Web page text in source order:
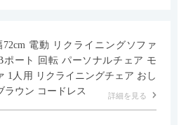
72cm 電動 リクライニングソファ
ポート 回転 パーソナルチェア モ
1人用 リクライニングチェア おし
ラウン コードレス
詳細を見る